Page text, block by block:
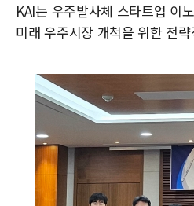
KAI는 우주발사체 스타트업 이
미래 우주시장 개척을 위한 전